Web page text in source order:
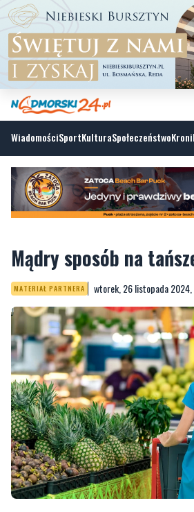
WiadomościSportKulturaSpołeczeństwo
Mądry sposób na
MATERIAŁ PARTNERA wtorek, 26 listopada